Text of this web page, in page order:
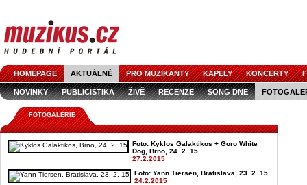
HOMEPAGE AKTUÁLNĚ PRO MUZIKANTY KAPELY KONCERTY
NOVINKY PUBLICISTIKA ŽIVĚ RECENZE SONG DNE
FOTOGALERIE
Foto: Kyklos Galaktikos + Goro White
Dog, Brno, 24. 2. 15
27.2.2015
Foto: Yann Tiersen, Bratislava, 23. 2. 15
24.2.2015